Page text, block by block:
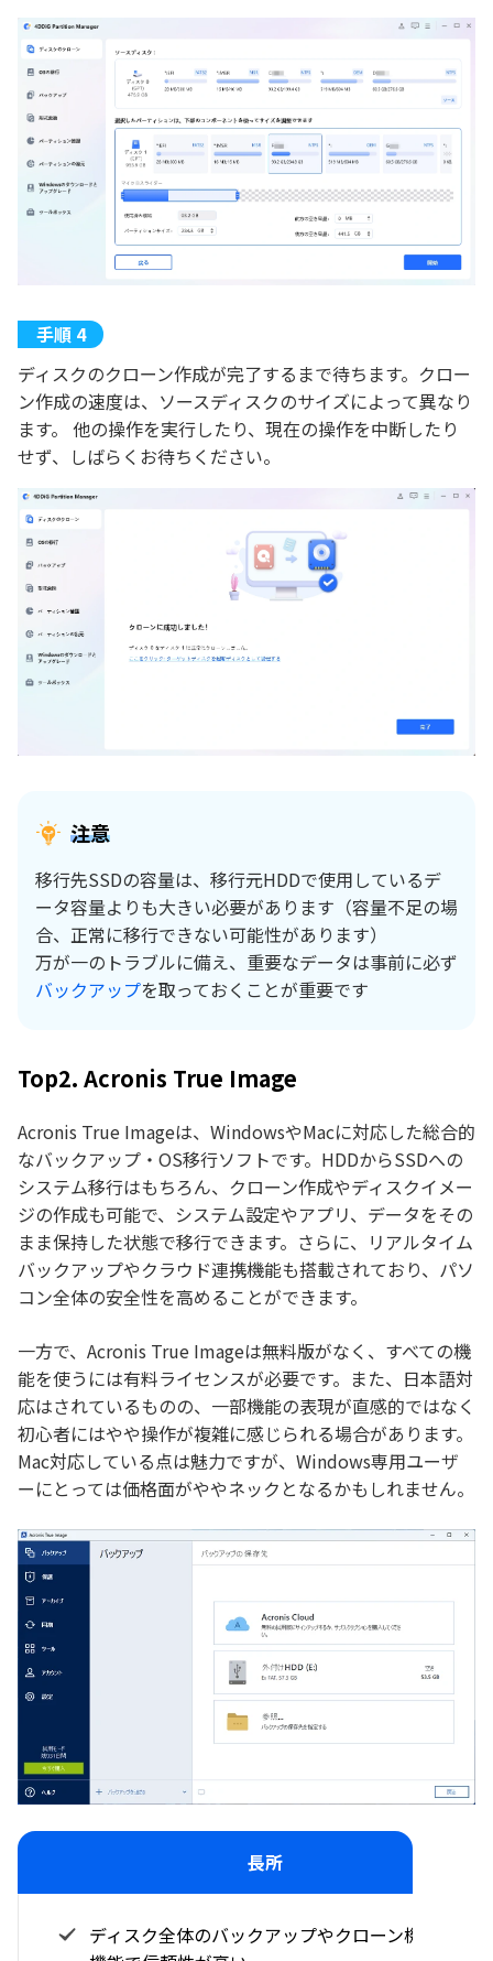
ディスクのクローン作成が完了するまで待ちます。クロー
ン作成の速度は、ソースディスクのサイズによって異なり
ます。 他の操作を実行したり、現在の操作を中断したり
せず、しばらくお待ちください。
注意
移行先SSDの容量は、移行元HDDで使用しているデ
ータ容量よりも大きい必要があります（容量不足の場
合、正常に移行できない可能性があります）
万が一のトラブルに備え、重要なデータは事前に必ず
バックアップを取っておくことが重要です
Top2. Acronis True Image
Acronis True Imageは、WindowsやMacに対応した総合的
なバックアップ・OS移行ソフトです。HDDからSSDへの
システム移行はもちろん、クローン作成やディスクイメー
ジの作成も可能で、システム設定やアプリ、データをその
まま保持した状態で移行できます。さらに、リアルタイム
バックアップやクラウド連携機能も搭載されており、パソ
コン全体の安全性を高めることができます。
一方で、Acronis True Imageは無料版がなく、すべての機
能を使うには有料ライセンスが必要です。また、日本語対
応はされているものの、一部機能の表現が直感的ではなく
初心者にはやや操作が複雑に感じられる場合があります。
Mac対応している点は魅力ですが、Windows専用ユーザ
ーにとっては価格面がややネックとなるかもしれません。
長所
ディスク全体のバックアップやクローン機能が高